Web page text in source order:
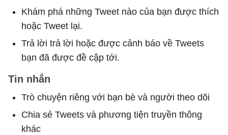
Khám phá những Tweet nào của bạn được thích
hoặc Tweet lại.
Trả lời trả lời hoặc được cảnh báo về Tweets
bạn đã được đề cập tới.
Tin nhắn
Trò chuyện riêng với bạn bè và người theo dõi
Chia sẻ Tweets và phương tiện truyền thông
khác